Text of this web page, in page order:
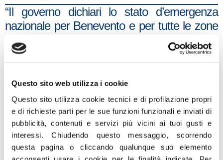
Questo sito web utilizza i cookie
Questo sito utilizza cookie tecnici e di profilazione propri
e di richieste parti per le sue funzioni funzionali e inviati di
pubblicità, contenuti e servizi più vicini ai tuoi gusti e
interessi.Chiudendo questo messaggio, scorrendo
questa pagina o cliccando qualunque suo elemento
“Il governo dichiari lo stato d’emergenza
nazionale per Benevento e per tutte le zone
della Campania e del sud colpite in queste
ore dal maltempo”. È quanto dichiara
Alleanza Nazionale.
“E’ necessario garantire gli aiuti necessari
alle popolazioni e bisogna farlo subito –
sottolinea Cirielli – La solidarietà e la
vicinanza alle comunità colpite non siano